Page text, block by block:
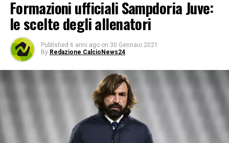
Formazioni ufficiali Sampdoria Juve:
le scelte degli allenatori
Published 6 anni ago on 30 Gennaio 2021
By Redazione CalcioNews24